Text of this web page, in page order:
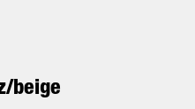
beige